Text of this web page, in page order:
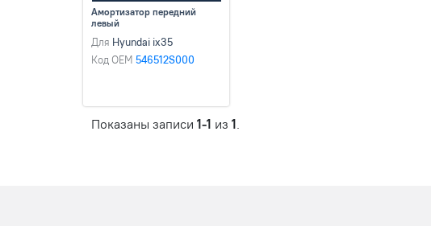
Амортизатор передний
левый
Для Hyundai ix35
Код OEM 546512S000
Показаны записи 1-1 из 1.